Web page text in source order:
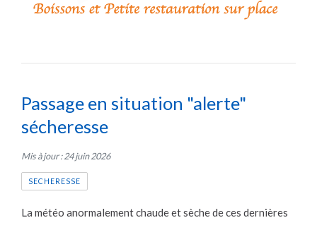
Passage en situation "alerte"
sécheresse
Mis à jour : 24 juin 2026
SECHERESSE
La météo anormalement chaude et sèche de ces dernières